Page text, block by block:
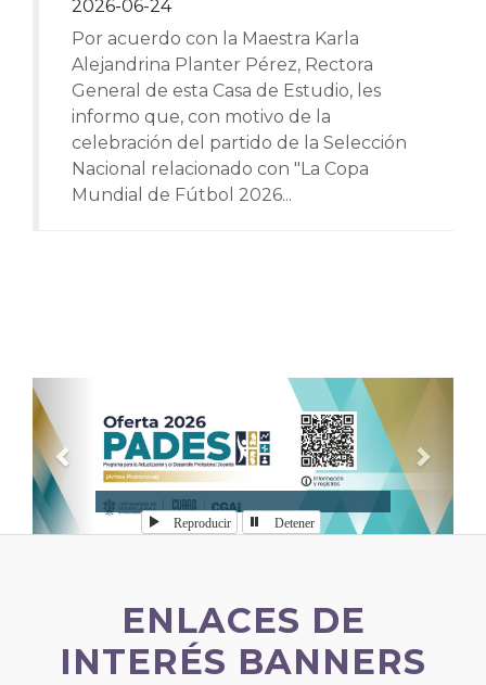
2026-06-24
Por acuerdo con la Maestra Karla
Alejandrina Planter Pérez, Rectora
General de esta Casa de Estudio, les
informo que, con motivo de la
celebración del partido de la Selección
Nacional relacionado con "La Copa
Mundial de Fútbol 2026...
Reproducir Detener
ENLACES DE
INTERÉS BANNERS